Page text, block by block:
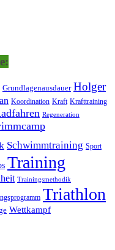
Grundlagenausdauer Holger
Koordination Kraft Krafttraining
Regeneration
Schwimmtraining Sport
Training
Trainingsmethodik
Triathlon
Wettkampf